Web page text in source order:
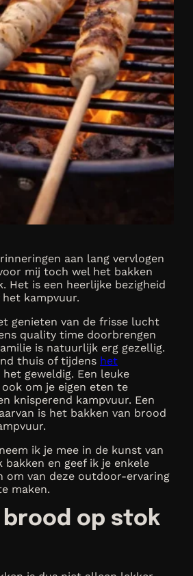
aan lang vervlogen
mij toch wel het bakken
Het is een heerlijke bezigheid
kampvuur.
genieten van de frisse lucht
quality time doorbrengen
is natuurlijk erg gezellig.
thuis of tijdens het
het geweldig. Een leuke
om je eigen eten te
knisperend kampvuur. Een
is het bakken van brood
ik je mee in de kunst van
en geef ik je enkele
om van deze outdoor-ervaring
maken.
brood op stok